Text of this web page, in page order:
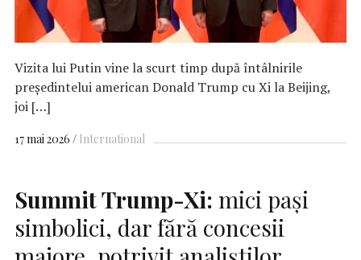
Vizita lui Putin vine la scurt timp după întâlnirile
președintelui american Donald Trump cu Xi la Beijing,
joi […]
17 mai 2026 International
Summit Trump-Xi: mici paşi
simbolici, dar fără concesii